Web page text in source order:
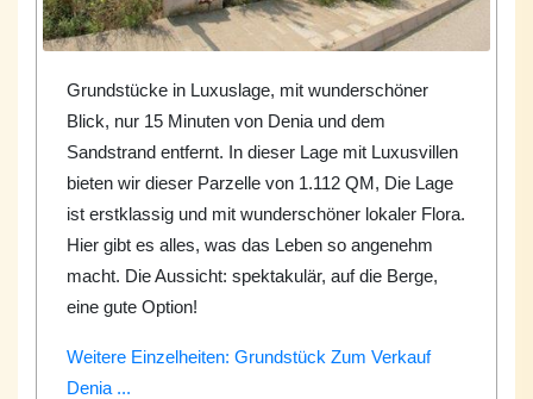
Grundstücke in Luxuslage, mit wunderschöner
Blick, nur 15 Minuten von Denia und dem
Sandstrand entfernt. In dieser Lage mit Luxusvillen
bieten wir dieser Parzelle von 1.112 QM, Die Lage
ist erstklassig und mit wunderschöner lokaler Flora.
Hier gibt es alles, was das Leben so angenehm
macht. Die Aussicht: spektakulär, auf die Berge,
eine gute Option!
Weitere Einzelheiten: Grundstück Zum Verkauf
Denia ...